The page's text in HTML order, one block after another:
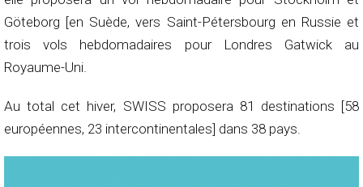
Göteborg [en Suède, vers Saint-Pétersbourg en Russie et
trois vols hebdomadaires pour Londres Gatwick au
Royaume-Uni.
Au total cet hiver, SWISS proposera 81 destinations [58
européennes, 23 intercontinentales] dans 38 pays.